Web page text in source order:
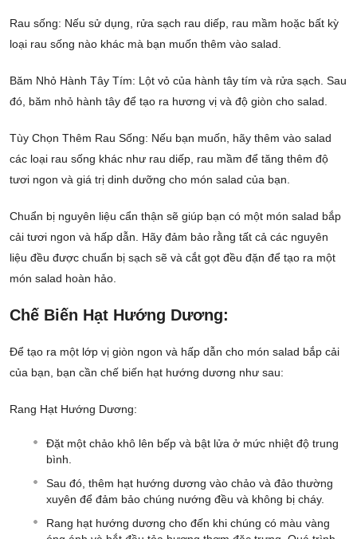
Rau sống: Nếu sử dụng, rửa sạch rau diếp, rau mầm hoặc bất kỳ
loại rau sống nào khác mà bạn muốn thêm vào salad.
Băm Nhỏ Hành Tây Tím: Lột vỏ của hành tây tím và rửa sạch. Sau
đó, băm nhỏ hành tây để tạo ra hương vị và độ giòn cho salad.
Tùy Chọn Thêm Rau Sống: Nếu bạn muốn, hãy thêm vào salad
các loại rau sống khác như rau diếp, rau mầm để tăng thêm độ
tươi ngon và giá trị dinh dưỡng cho món salad của bạn.
Chuẩn bị nguyên liệu cẩn thận sẽ giúp bạn có một món salad bắp
cải tươi ngon và hấp dẫn. Hãy đảm bảo rằng tất cả các nguyên
liệu đều được chuẩn bị sạch sẽ và cắt gọt đều đặn để tạo ra một
món salad hoàn hảo.
Chế Biến Hạt Hướng Dương:
Để tạo ra một lớp vị giòn ngon và hấp dẫn cho món salad bắp cải
của bạn, bạn cần chế biến hạt hướng dương như sau:
Rang Hạt Hướng Dương:
Đặt một chảo khô lên bếp và bật lửa ở mức nhiệt độ trung
bình.
Sau đó, thêm hạt hướng dương vào chảo và đảo thường
xuyên để đảm bảo chúng nướng đều và không bị cháy.
Rang hạt hướng dương cho đến khi chúng có màu vàng